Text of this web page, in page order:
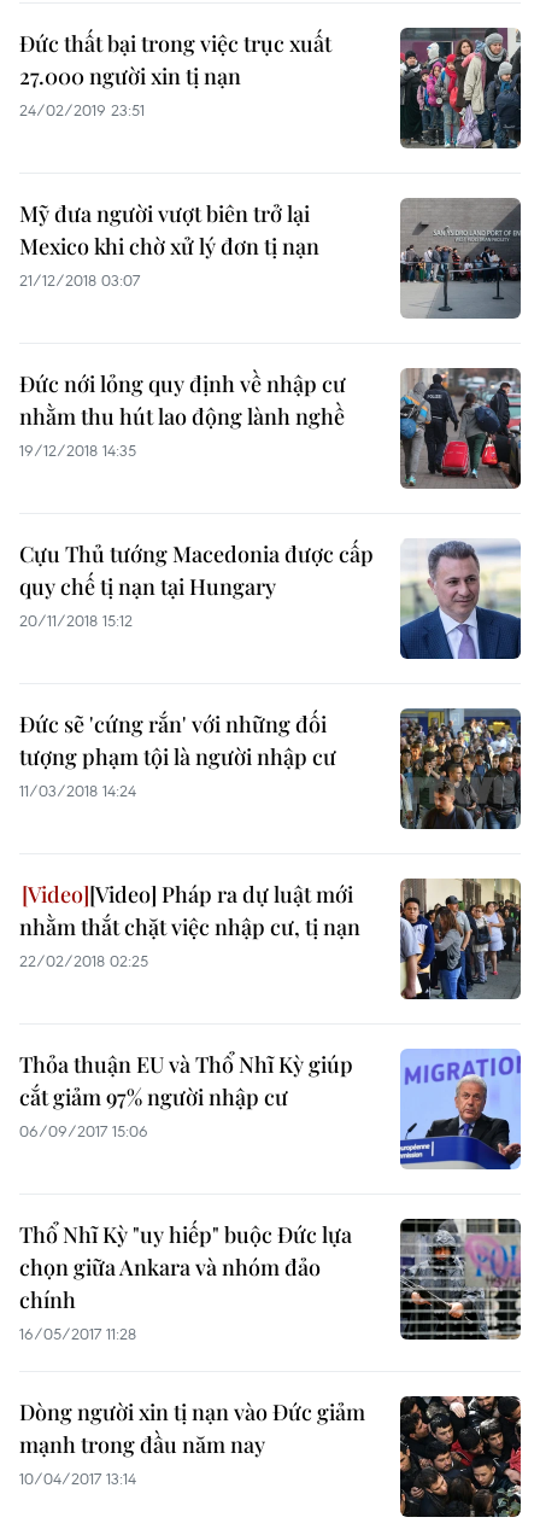
Đức thất bại trong việc trục xuất
27.000 người xin tị nạn
24/02/2019 23:51
Mỹ đưa người vượt biên trở lại
Mexico khi chờ xử lý đơn tị nạn
21/12/2018 03:07
Đức nới lỏng quy định về nhập cư
nhằm thu hút lao động lành nghề
19/12/2018 14:35
Cựu Thủ tướng Macedonia được cấp
quy chế tị nạn tại Hungary
20/11/2018 15:12
Đức sẽ 'cứng rắn' với những đối
tượng phạm tội là người nhập cư
11/03/2018 14:24
[Video] Pháp ra dự luật mới
nhằm thắt chặt việc nhập cư, tị nạn
22/02/2018 02:25
Thỏa thuận EU và Thổ Nhĩ Kỳ giúp
cắt giảm 97% người nhập cư
06/09/2017 15:06
Thổ Nhĩ Kỳ "uy hiếp" buộc Đức lựa
chọn giữa Ankara và nhóm đảo
chính
16/05/2017 11:28
Dòng người xin tị nạn vào Đức giảm
mạnh trong đầu năm nay
10/04/2017 13:14